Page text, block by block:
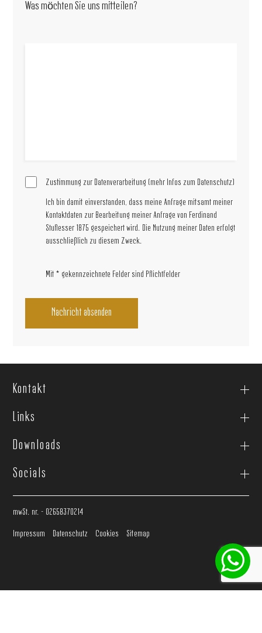
Was möchten Sie uns mitteilen?
Zustimmung zur Datenverarbeitung (mehr Infos zum Datenschutz)
Ich bin damit einverstanden, dass meine Anfrage mitsamt meiner
Kontaktdaten zur Bearbeitung meiner Anfrage von Ferdinand
Stuflesser 1875 gespeichert wird. Die Nutzung meiner Daten erfolgt
ausschließlich zu diesem Zweck.
Mit * gekennzeichnete Felder sind Pflichtfelder
Kontakt
Links
Downloads
Socials
mwSt. nr. - 02658370214
Impressum Datenschutz Cookies Sitemap